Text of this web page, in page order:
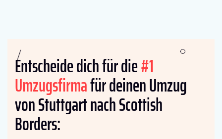
Entscheide dich für die#1
Umzugsfirmafür deinen Umzug
von Stuttgart nach Scottish
Borders: